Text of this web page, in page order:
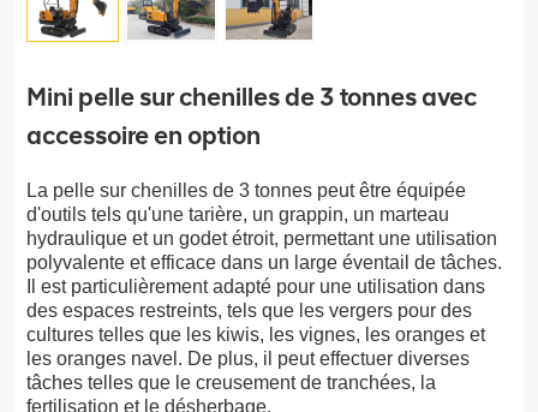
Mini pelle sur chenilles de 3 tonnes avec
accessoire en option
La pelle sur chenilles de 3 tonnes peut être équipée
d'outils tels qu'une tarière, un grappin, un marteau
hydraulique et un godet étroit, permettant une utilisation
polyvalente et efficace dans un large éventail de tâches.
Il est particulièrement adapté pour une utilisation dans
des espaces restreints, tels que les vergers pour des
cultures telles que les kiwis, les vignes, les oranges et
les oranges navel. De plus, il peut effectuer diverses
tâches telles que le creusement de tranchées, la
fertilisation et le désherbage.